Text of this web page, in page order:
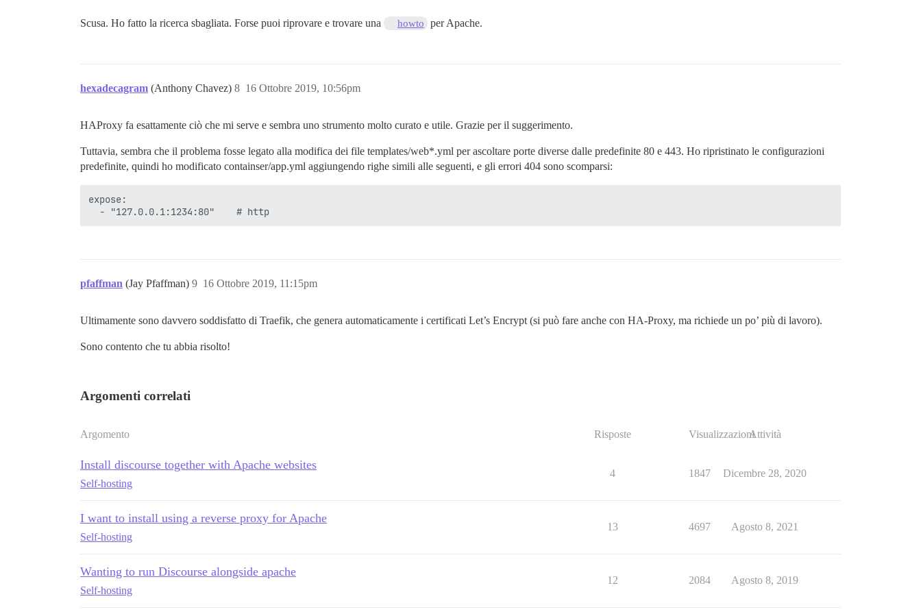
Scusa. Ho fatto la ricerca sbagliata. Forse puoi riprovare e trovare una howto per Apache.
hexadecagram (Anthony Chavez) 16 Ottobre 2019, 10:56pm
8
HAProxy fa esattamente ciò che mi serve e sembra uno strumento molto curato e utile. Grazie per il suggerimento.
Tuttavia, sembra che il problema fosse legato alla modifica dei file templates/web*.yml per ascoltare porte diverse dalle predefinite 80 e 443. Ho ripristinato le configurazioni
predefinite, quindi ho modificato containser/app.yml aggiungendo righe simili alle seguenti, e gli errori 404 sono scomparsi:
expose:
pfaffman (Jay Pfaffman) 16 Ottobre 2019, 11:15pm
9
Ultimamente sono davvero soddisfatto di Traefik, che genera automaticamente i certificati Let’s Encrypt (si può fare anche con HA-Proxy, ma richiede un po’ più di lavoro).
Sono contento che tu abbia risolto!
Argomenti correlati
Argomento Risposte VisualizzazioniAttività
Install discourse together with Apache websites
Self-hosting
4 1847 Dicembre 28, 2020
I want to install using a reverse proxy for Apache
Self-hosting
13 4697 Agosto 8, 2021
Wanting to run Discourse alongside apache
Self-hosting
12 2084 Agosto 8, 2019